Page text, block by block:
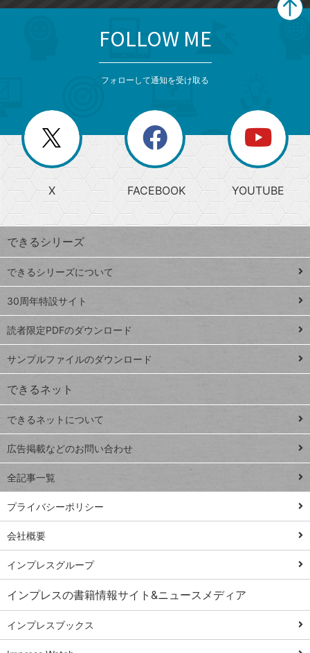
じ
る
search
検
索
上
昇
ワ
ー
ド
Google
スプレ
ッドシ
ート
iPhone
VLOOKUP
close
閉じ
る
閉
じ
る
ー
か
ら
探
す
ト
ッ
プ
ペ
ジ
連載
Excel Q&A
トイアンナ流仕
事術
PowerAutomate
ではじめる業務
の完全自動化
AI議事録作成術
Windows 11
Q&A
Teams踏み込み
活用術
Excel講師の仕事
FOLLOW ME
フォローして通知を受け取る
X FACEBOOK YOUTUBE
できるシリーズ
できるシリーズについて
30周年特設サイト
読者限定PDFのダウンロード
サンプルファイルのダウンロード
できるネット
できるネットについて
広告掲載などのお問い合わせ
全記事一覧
プライバシーポリシー
会社概要
インプレスグループ
インプレスの書籍情報サイト&ニュースメディア
インプレスブックス